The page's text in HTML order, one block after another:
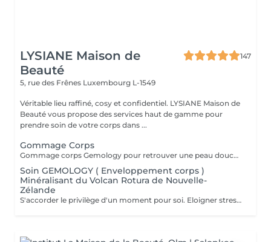
LYSIANE Maison de
Beauté
147
5, rue des Frênes Luxembourg L-1549
Véritable lieu raffiné, cosy et confidentiel. LYSIANE Maison de
Beauté vous propose des services haut de gamme pour
prendre soin de votre corps dans ...
Gommage Corps
Gommage corps Gemology pour retrouver une peau douce et veloutée.
Soin GEMOLOGY ( Enveloppement corps )
Minéralisant du Volcan Rotura de Nouvelle-
Zélande
S'accorder le privilège d'un moment pour soi. Eloigner stress et fatigue. Profiter sans retenue des bienfaits énergisants d'un soin de remise en forme.